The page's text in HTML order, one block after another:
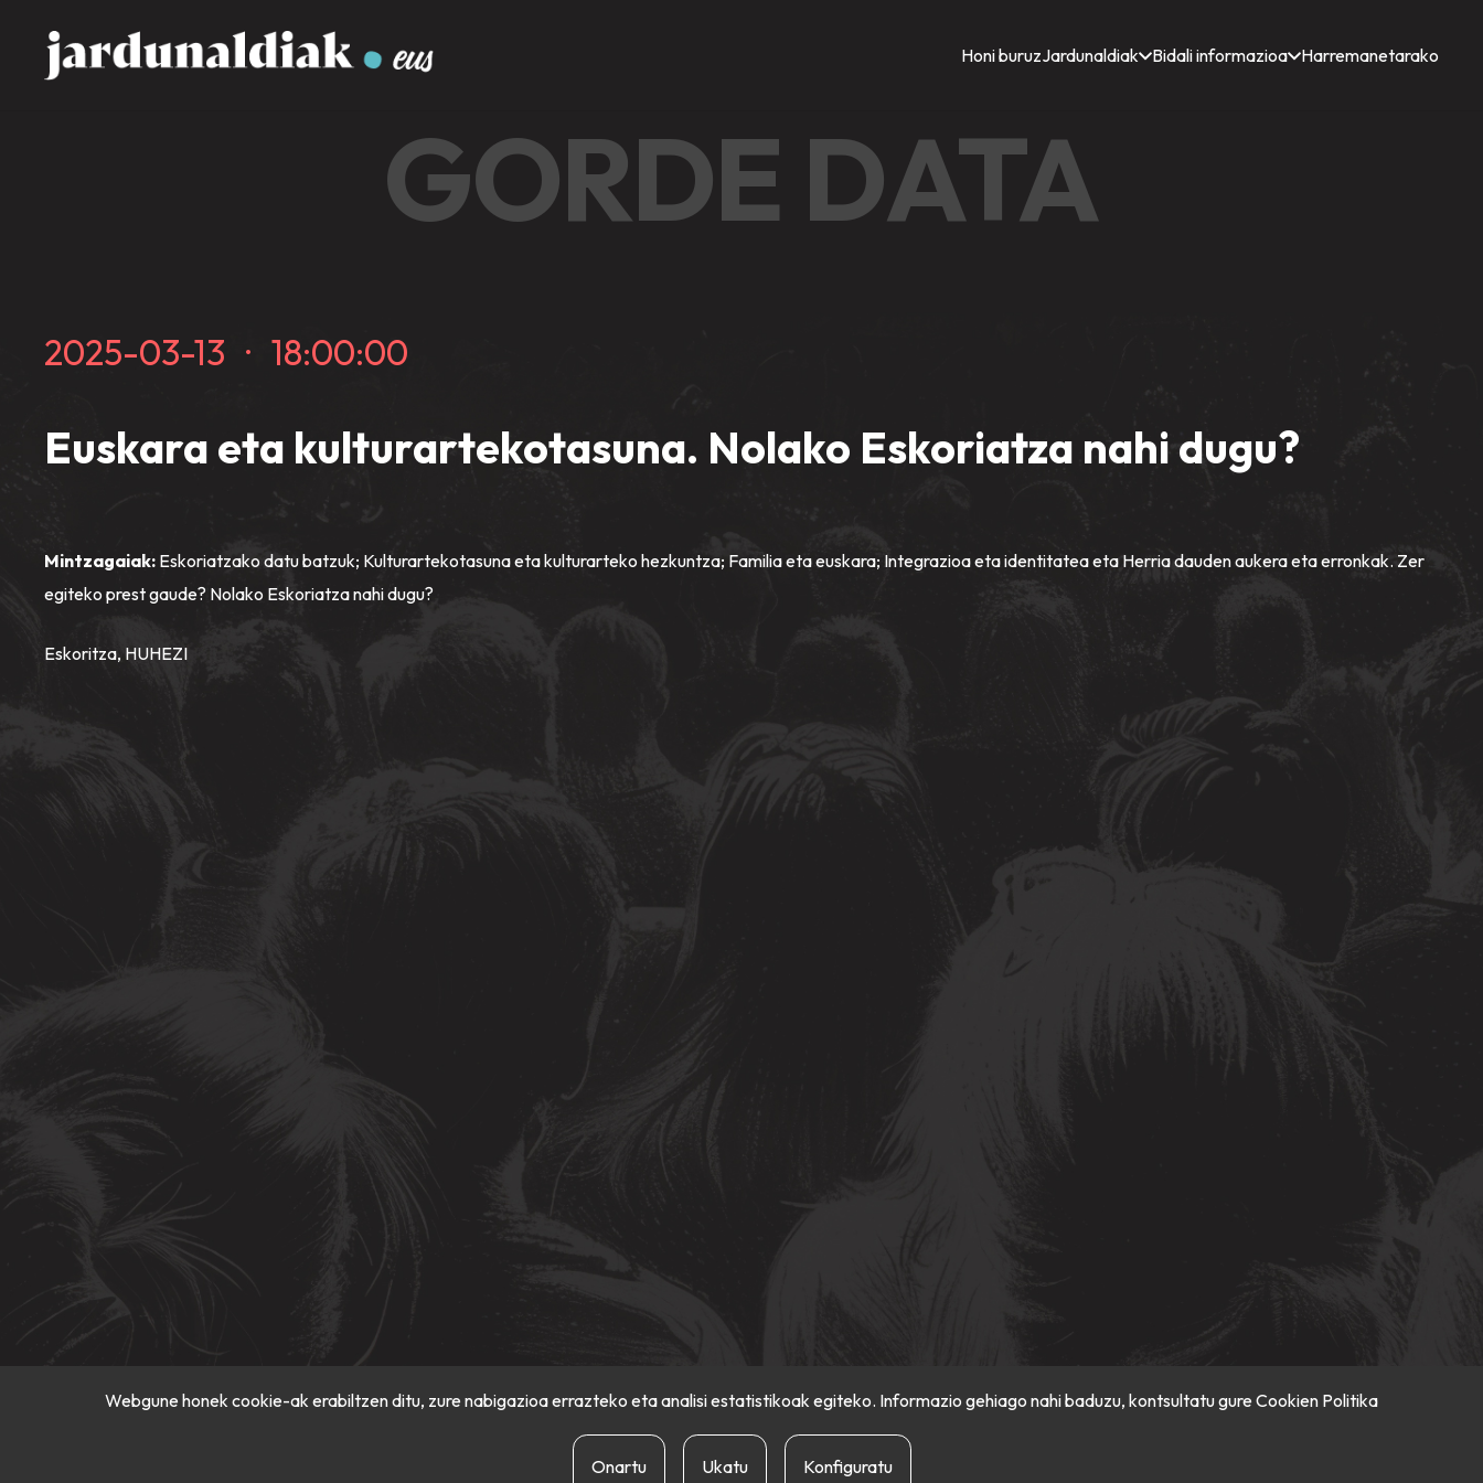
Honi buruzJardunaldiak Bidali informazioa Harremanetarako
GORDE DATA
2025-03-13 · 18:00:00
Euskara eta kulturartekotasuna. Nolako Eskoriatza nahi dugu?
Mintzagaiak: Eskoriatzako datu batzuk; Kulturartekotasuna eta kulturarteko hezkuntza; Familia eta euskara; Integrazioa eta identitatea eta Herria dauden aukera eta erronkak. Zer
egiteko prest gaude? Nolako Eskoriatza nahi dugu?
Eskoritza, HUHEZI
Webgune honek cookie-ak erabiltzen ditu, zure nabigazioa errazteko eta analisi estatistikoak egiteko. Informazio gehiago nahi baduzu, kontsultatu gure Cookien Politika
Onartu Ukatu Konfiguratu